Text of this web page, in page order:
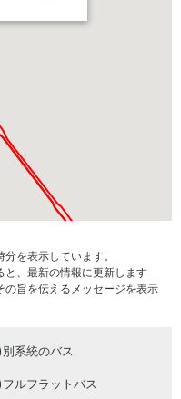
を表示しています。
と、最新の情報に更新します
の旨を伝えるメッセージを表示
別系統のバス
フルフラットバス